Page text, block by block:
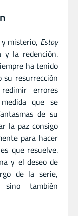
y misterio, Estoy
la redención.
ha tenido
resurrección
errores
que se
de su
la paz consigo
para hacer
que resuelve.
y el deseo de
de la serie,
también